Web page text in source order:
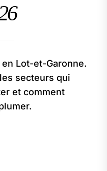
Lot-et-Garonne.
secteurs qui
et comment